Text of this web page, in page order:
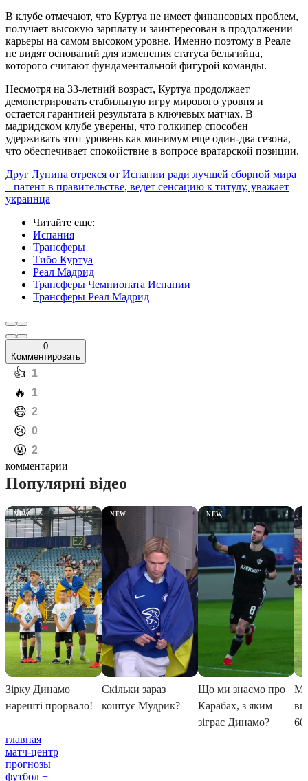
В клубе отмечают, что Куртуа не имеет финансовых проблем,
получает высокую зарплату и заинтересован в продолжении
карьеры на самом высоком уровне. Именно поэтому в Реале
не видят оснований для изменения статуса бельгийца,
которого считают фундаментальной фигурой команды.
Несмотря на 33-летний возраст, Куртуа продолжает
демонстрировать стабильную игру мирового уровня и
остается гарантией результата в ключевых матчах. В
мадридском клубе уверены, что голкипер способен
удерживать этот уровень как минимум еще один-два сезона,
что обеспечивает спокойствие в вопросе вратарской позиции.
Друг Лунина отрекся от Испании ради лучшей сборной мира
– патент в правительстве, ведет сенсацию к титулу, уважает
украинца
Читайте еще:
Испания
Трансферы
Тибо Куртуа
Реал Мадрид
Трансферы Чемпионата Испании
Трансферы Реал Мадрид
0
Комментировать
️👍 1
️🔥 1
️😄 2
️😢 0
️🤬 2
комментарии
главная
матч-центр
прогнозы
футбол +